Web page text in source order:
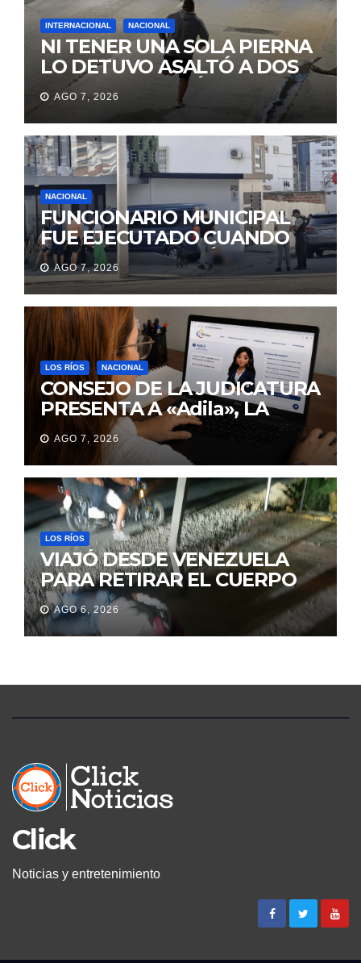
INTERNACIONAL NACIONAL
NI TENER UNA SOLA PIERNA
LO DETUVO ASALTÓ A DOS
MUJERES Y HUYÓ
BRINCANDO.
AGO 7, 2026
NACIONAL
FUNCIONARIO MUNICIPAL
FUE EJECUTADO CUANDO
IBA A UNA REUNIÓN DE
TRABAJO EN MANTA
AGO 7, 2026
LOS RÍOS NACIONAL
CONSEJO DE LA JUDICATURA
PRESENTA A «Adila», LA
ASISTENTE VIRTUAL QUE
ORIENTA A LA CIUDADANÍA
SOBRE TRÁMITES
JUDICIALES
AGO 7, 2026
LOS RÍOS
VIAJÓ DESDE VENEZUELA
PARA RETIRAR EL CUERPO
DE SU MARIDO QUE
PERMANECIÓ SEIS DÍAS EN
LA MORGUE
AGO 6, 2026
Click
Noticias y entretenimiento